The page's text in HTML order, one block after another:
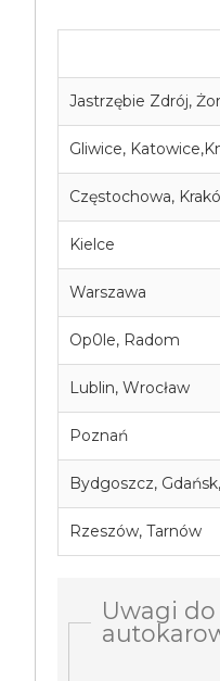
Jastrzębie Zdrój,
Gliwice,
Częstochowa,
Kielce
Warszawa
Op0le, Radom
Lublin, Wrocław
Poznań
Bydgoszcz,
Rzeszów, Tarnów
Uwagi